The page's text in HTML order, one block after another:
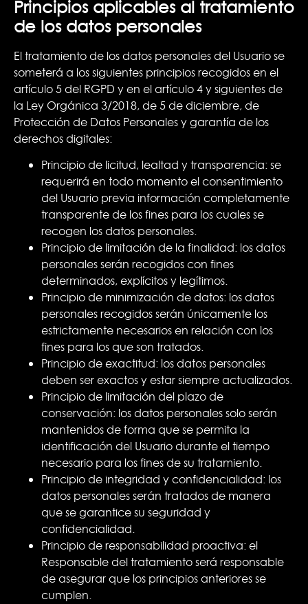
Principios aplicables al tratamiento
de los datos personales
El tratamiento de los datos personales del Usuario se
someterá a los siguientes principios recogidos en el
artículo 5 del RGPD y en el artículo 4 y siguientes de
la Ley Orgánica 3/2018, de 5 de diciembre, de
Protección de Datos Personales y garantía de los
derechos digitales:
Principio de licitud, lealtad y transparencia: se
requerirá en todo momento el consentimiento
del Usuario previa información completamente
transparente de los fines para los cuales se
recogen los datos personales.
Principio de limitación de la finalidad: los datos
personales serán recogidos con fines
determinados, explícitos y legítimos.
Principio de minimización de datos: los datos
personales recogidos serán únicamente los
estrictamente necesarios en relación con los
fines para los que son tratados.
Principio de exactitud: los datos personales
deben ser exactos y estar siempre actualizados.
Principio de limitación del plazo de
conservación: los datos personales solo serán
mantenidos de forma que se permita la
identificación del Usuario durante el tiempo
necesario para los fines de su tratamiento.
Principio de integridad y confidencialidad: los
datos personales serán tratados de manera
que se garantice su seguridad y
confidencialidad.
Principio de responsabilidad proactiva: el
Responsable del tratamiento será responsable
de asegurar que los principios anteriores se
cumplen.